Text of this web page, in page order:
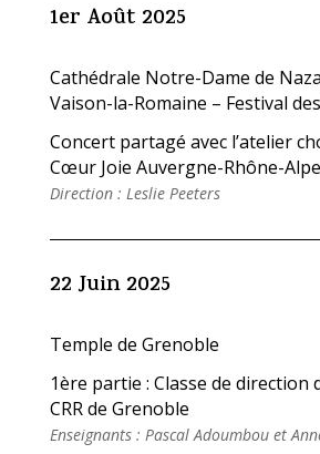
1er Août 2025
Cathédrale Notre-Dame de
Vaison-la-Romaine – Festival
Concert partagé avec l’atelier
Cœur Joie Auvergne-Rhône-
Direction : Leslie Peeters
22 Juin 2025
Temple de Grenoble
1ère partie : Classe de direction
CRR de Grenoble
Enseignants : Pascal Adoumbou et